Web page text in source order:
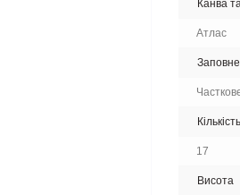
Канва
Атлас
17
Висота